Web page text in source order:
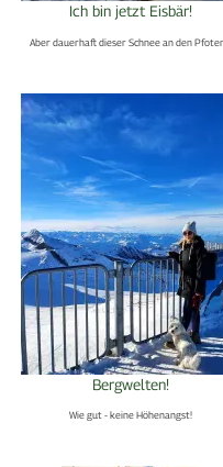
Ich bin jetzt Eisbär!
Aber dauerhaft dieser Schnee an den
Bergwelten!
Wie gut - keine Höhenangst!